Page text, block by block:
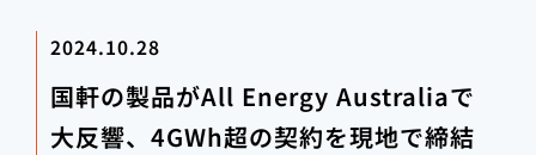
2024.10.28
国軒の製品がAll Energy Australiaで
大反響、4GWh超の契約を現地で締結